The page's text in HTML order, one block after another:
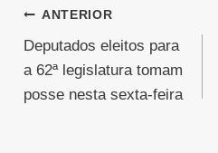
Navegação
de
Post
ANTERIOR
Deputados eleitos para
a 62ª legislatura tomam
posse nesta sexta-feira